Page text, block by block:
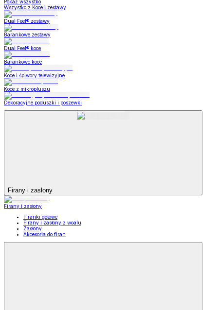
Pokaż wszystko
Wszystko z Koce i zestawy
Dual Feel® zestawy
Barankowe zestawy
Dual Feel® koce
Barankowe koce
Koce i śpiwory telewizyjne
Koce z mikropluszu
Dekoracyjne poduszki i poszewki
Firany i zasłony
Firany i zasłony
Firanki gotowe
Firany i zasłony z woalu
Zasłony
Akcesoria do firan